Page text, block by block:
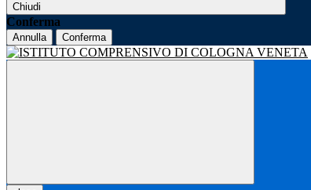
Chiudi
Conferma
Annulla Conferma